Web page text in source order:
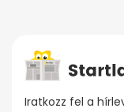
Iratkozz fel a